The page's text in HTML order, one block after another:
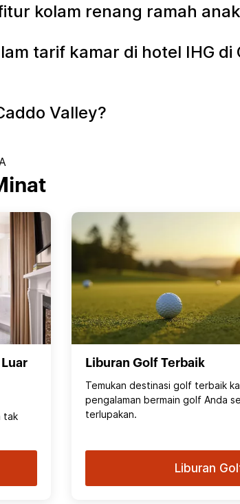
kolam renang ramah
tarif kamar di hotel IHG di
Valley?
tak
Liburan Golf Terbaik
Temukan destinasi golf terbaik
pengalaman bermain golf Anda
terlupakan.
Liburan